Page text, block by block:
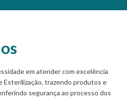
em atender com excelência
Esterilização, trazendo produtos e
segurança ao processo dos